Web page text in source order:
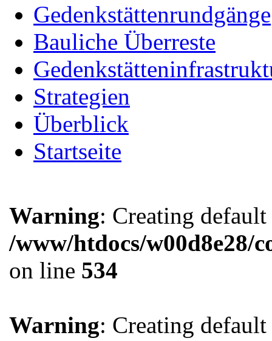
Gedenkstättenrundgänge
Bauliche Überreste
Strategien
Überblick
Startseite
Warning: Creating
/www/htdocs/w00d8e28/
on line 534
Warning: Creating